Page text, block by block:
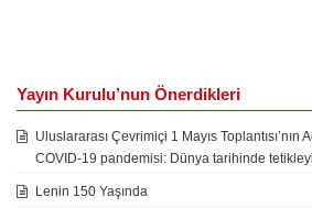
Yayın Kurulu’nun Önerdikleri
Uluslararası Çevrimiçi 1 Mayıs Toplantısı’nın
COVID-19 pandemisi: Dünya tarihinde
Lenin 150 Yaşında